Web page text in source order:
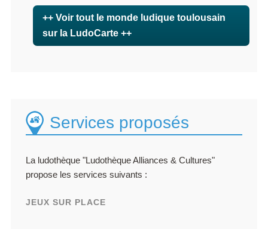
++ Voir tout le monde ludique toulousain
sur la LudoCarte ++
Services proposés
La ludothèque "Ludothèque Alliances & Cultures"
propose les services suivants :
JEUX SUR PLACE